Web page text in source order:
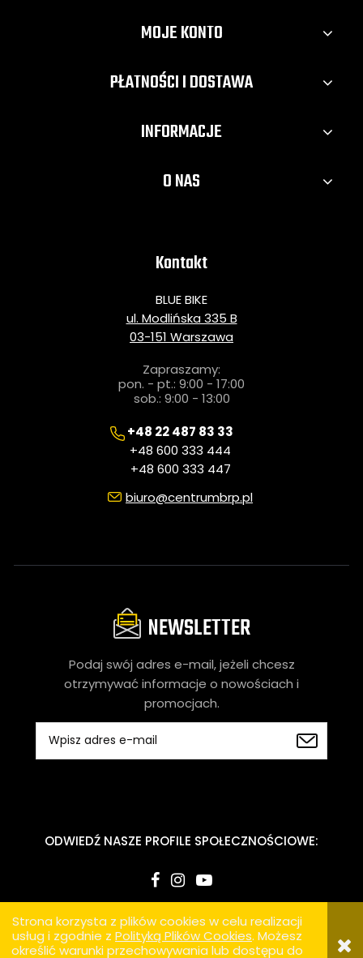
Strona korzysta z plików cookies w celu realizacji
usług i zgodnie z Polityką Plików Cookies. Możesz
określić warunki przechowywania lub dostępu do
MOJE KONTO
PŁATNOŚCI I DOSTAWA
INFORMACJE
O NAS
Kontakt
BLUE BIKE
ul. Modlińska 335 B
03-151 Warszawa
Zapraszamy:
pon. - pt.: 9:00 - 17:00
sob.: 9:00 - 13:00
+48 22 487 83 33
+48 600 333 444
+48 600 333 447
biuro@centrumbrp.pl
NEWSLETTER
Podaj swój adres e-mail, jeżeli chcesz
otrzymywać informacje o nowościach i
promocjach.
ODWIEDŹ NASZE PROFILE SPOŁECZNOŚCIOWE:
Copyright 2024 © BLUEBIKE SKLEP INTERNETOWY SHOPER.PL